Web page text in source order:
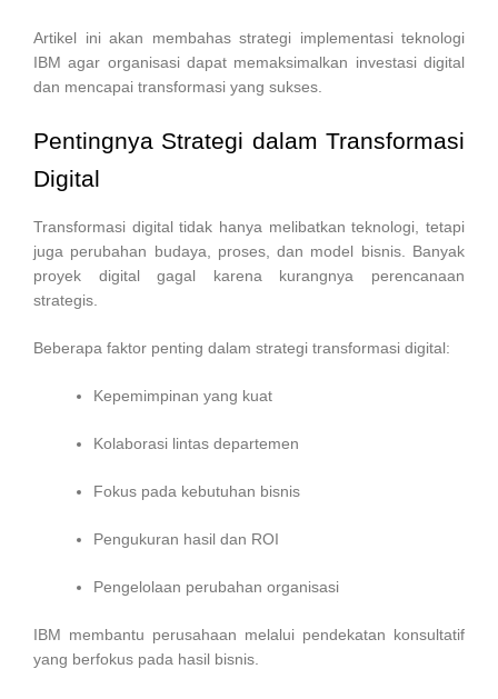
Artikel ini akan membahas strategi implementasi teknologi
IBM agar organisasi dapat memaksimalkan investasi digital
dan mencapai transformasi yang sukses.
Pentingnya Strategi dalam Transformasi
Digital
Transformasi digital tidak hanya melibatkan teknologi, tetapi
juga perubahan budaya, proses, dan model bisnis. Banyak
proyek digital gagal karena kurangnya perencanaan
strategis.
Beberapa faktor penting dalam strategi transformasi digital:
Kepemimpinan yang kuat
Kolaborasi lintas departemen
Fokus pada kebutuhan bisnis
Pengukuran hasil dan ROI
Pengelolaan perubahan organisasi
IBM membantu perusahaan melalui pendekatan konsultatif
yang berfokus pada hasil bisnis.